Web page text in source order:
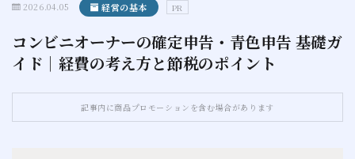
お問い合わせ
サイトマップ
2026.04.05 経営の基本 PR
コンビニオーナーの確定申告・青色申告 基礎ガ
イド｜経費の考え方と節税のポイント
記事内に商品プロモーションを含む場合があります